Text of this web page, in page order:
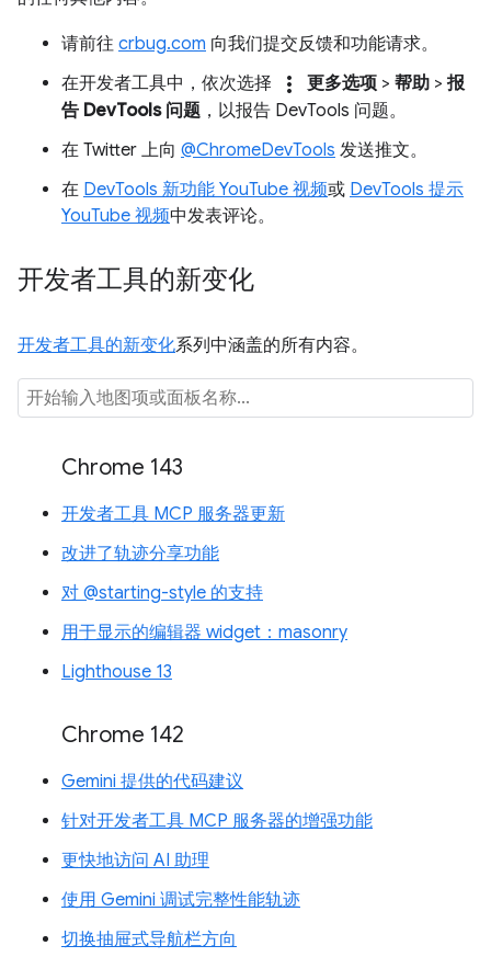
请前往 crbug.com 向我们提交反馈和功能请求。
在开发者工具中，依次选择
more_vert 更多选项 > 帮助 > 报
告 DevTools 问题 ，以报告 DevTools 问题。
在 Twitter 上向 @ChromeDevTools 发送推文。
在 DevTools 新功能 YouTube 视频或 DevTools 提示
YouTube 视频中发表评论。
开发者工具的新变化
开发者工具的新变化系列中涵盖的所有内容。
Chrome 143
开发者工具 MCP 服务器更新
改进了轨迹分享功能
对 @starting-style 的支持
用于显示的编辑器 widget：masonry
Lighthouse 13
Chrome 142
Gemini 提供的代码建议
针对开发者工具 MCP 服务器的增强功能
更快地访问 AI 助理
使用 Gemini 调试完整性能轨迹
切换抽屉式导航栏方向